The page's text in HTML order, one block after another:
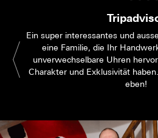
Ein super interessantes und
eine Familie, die Ihr
unverwechselbare Uhren
Charakter und Exklusivität
eben!